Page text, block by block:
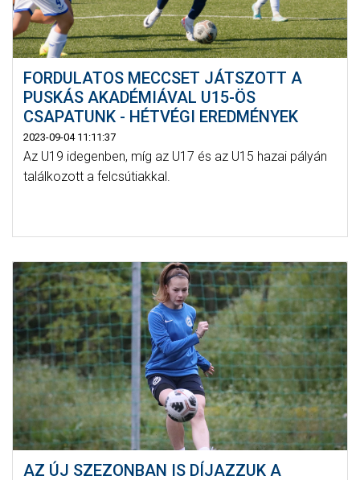
FORDULATOS MECCSET JÁTSZOTT A
PUSKÁS AKADÉMIÁVAL U15-ÖS
CSAPATUNK - HÉTVÉGI EREDMÉNYEK
2023-09-04 11:11:37
Az U19 idegenben, míg az U17 és az U15 hazai pályán
találkozott a felcsútiakkal.
AZ ÚJ SZEZONBAN IS DÍJAZZUK A